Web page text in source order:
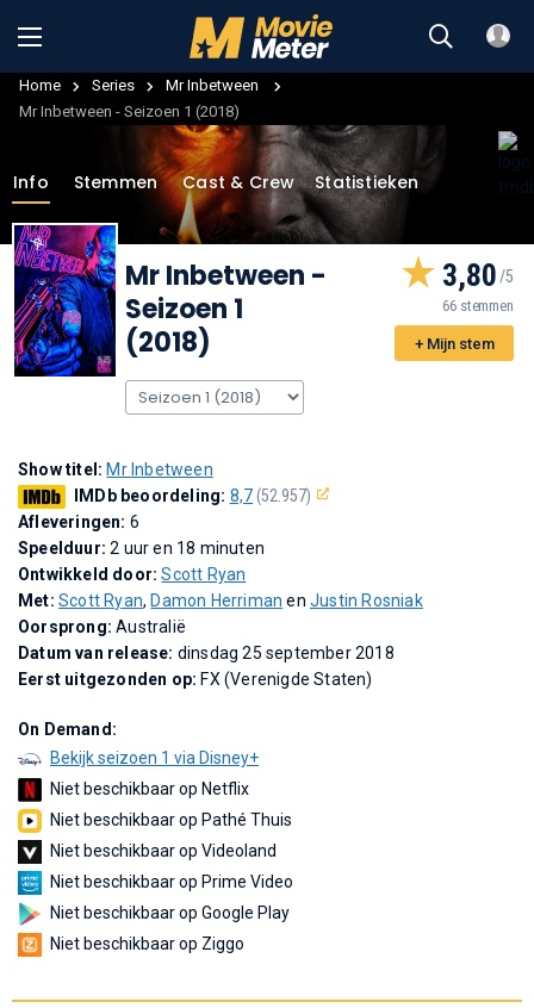
Home Series
Mr Inbetween
Mr Inbetween - Seizoen 1 (2018)
Info Stemmen Cast & Crew Statistieken
Mr Inbetween -
Seizoen 1
(2018)
3,80
66 stemmen
+ Mijn stem
Show titel: Mr Inbetween
IMDb beoordeling: 8,7(52.957)
Afleveringen: 6
Speelduur:2 uur en 18 minuten
Ontwikkeld door:Scott Ryan
Met: Scott Ryan, Damon Herriman enJustin Rosniak
Oorsprong:Australië
Datum van release: dinsdag 25 september 2018
Eerst uitgezonden op: FX (Verenigde Staten)
On Demand:
Bekijk seizoen 1 via Disney+
Niet beschikbaar op Netflix
Niet beschikbaar op Pathé Thuis
Niet beschikbaar op Videoland
Niet beschikbaar op Prime Video
Niet beschikbaar op Google Play
Niet beschikbaar op Ziggo